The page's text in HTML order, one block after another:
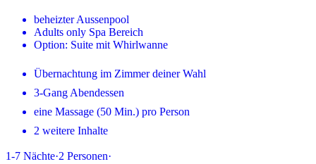
beheizter Aussenpool
Adults only Spa Bereich
Option: Suite mit Whirlwanne
Übernachtung im Zimmer deiner Wahl
3-Gang Abendessen
eine Massage (50 Min.) pro Person
2 weitere Inhalte
1-7 Nächte·2 Personen·